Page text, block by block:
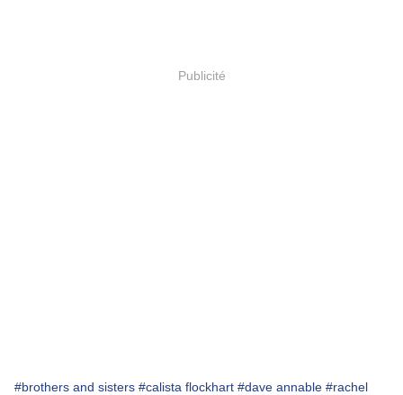
Publicité
#brothers and sisters #calista flockhart #dave annable #rachel